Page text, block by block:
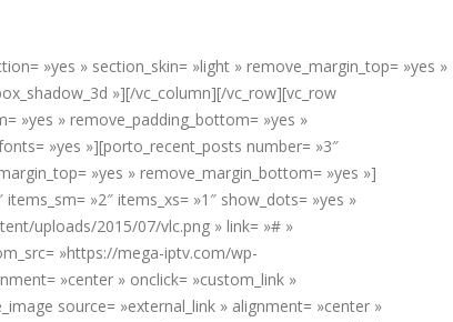
»yes » section_skin= »light » remove_margin_top= »yes »
»][/vc_column][/vc_row][vc_row
»yes » remove_padding_bottom= »yes »
»yes »][porto_recent_posts number= »3″
»yes » remove_margin_bottom= »yes »]
»2″ items_xs= »1″ show_dots= »yes »
uploads/2015/07/vlc.png » link= »# »
»https://mega-iptv.com/wp-
»center » onclick= »custom_link »
source= »external_link » alignment= »center »